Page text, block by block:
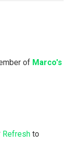
of Marco's
Refresh to